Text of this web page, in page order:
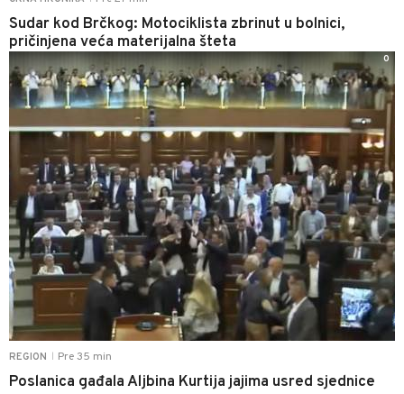
Sudar kod Brčkog: Motociklista zbrinut u bolnici,
pričinjena veća materijalna šteta
REGION Pre 35 min
Poslanica gađala Aljbina Kurtija jajima usred sjednice
0